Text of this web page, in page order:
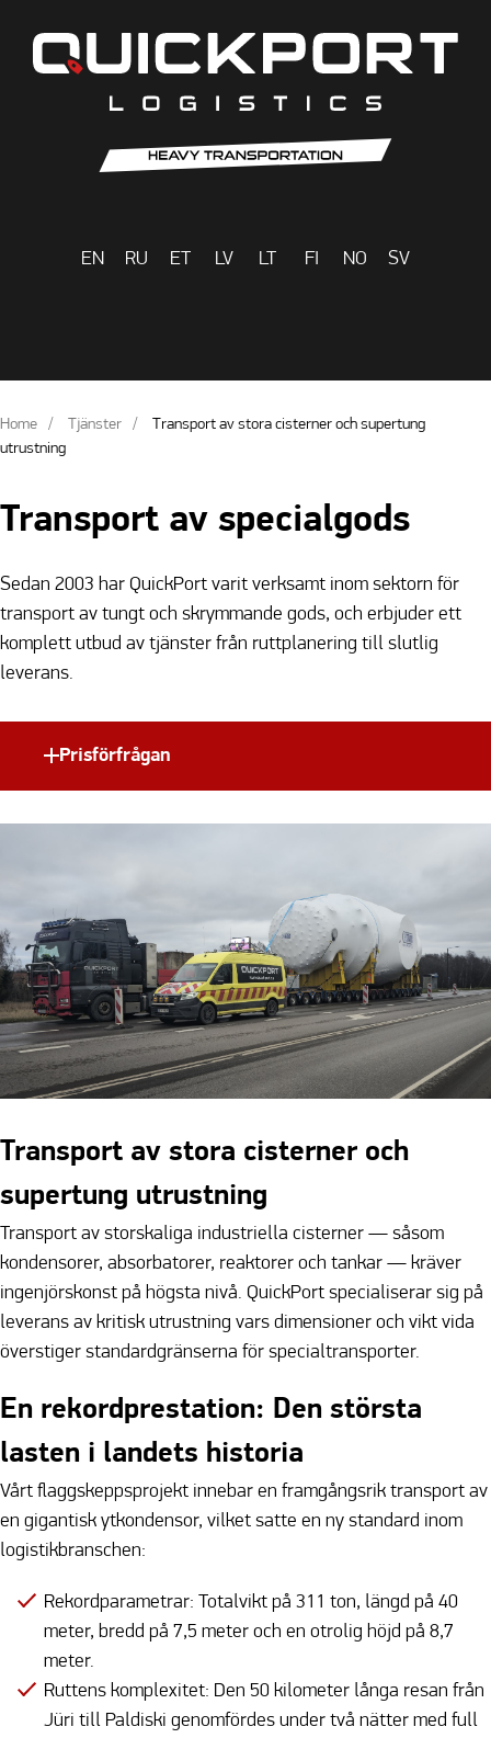
EN RU ET LV LT FI NO SV
Home Tjänster
Transport av stora cisterner och supertung
utrustning
Transport av specialgods
Sedan 2003 har QuickPort varit verksamt inom sektorn för
transport av tungt och skrymmande gods, och erbjuder ett
komplett utbud av tjänster från ruttplanering till slutlig
leverans.
Prisförfrågan
Transport av stora cisterner och
supertung utrustning
Transport av storskaliga industriella cisterner — såsom
kondensorer, absorbatorer, reaktorer och tankar — kräver
ingenjörskonst på högsta nivå. QuickPort specialiserar sig på
leverans av kritisk utrustning vars dimensioner och vikt vida
överstiger standardgränserna för specialtransporter.
En rekordprestation: Den största
lasten i landets historia
Vårt flaggskeppsprojekt innebar en framgångsrik transport av
en gigantisk ytkondensor, vilket satte en ny standard inom
logistikbranschen:
Rekordparametrar: Totalvikt på 311 ton, längd på 40
meter, bredd på 7,5 meter och en otrolig höjd på 8,7
meter.
Ruttens komplexitet: Den 50 kilometer långa resan från
Jüri till Paldiski genomfördes under två nätter med full